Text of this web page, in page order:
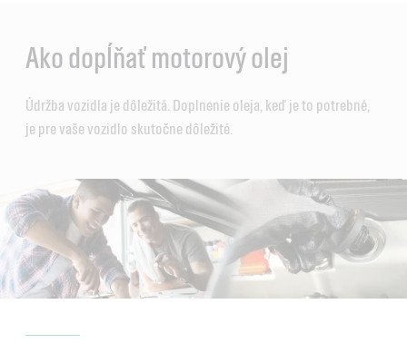
Ako dopĺňať motorový olej
Údržba vozidla je dôležitá. Doplnenie oleja, keď je to potrebné,
je pre vaše vozidlo skutočne dôležité.